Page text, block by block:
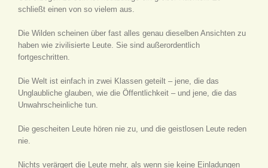
schließt einen von so vielem aus.
Die Wilden scheinen über fast alles genau dieselben Ansichten zu
haben wie zivilisierte Leute. Sie sind außerordentlich
fortgeschritten.
Die Welt ist einfach in zwei Klassen geteilt – jene, die das
Unglaubliche glauben, wie die Öffentlichkeit – und jene, die das
Unwahrscheinliche tun.
Die gescheiten Leute hören nie zu, und die geistlosen Leute reden
nie.
Nichts verärgert die Leute mehr, als wenn sie keine Einladungen